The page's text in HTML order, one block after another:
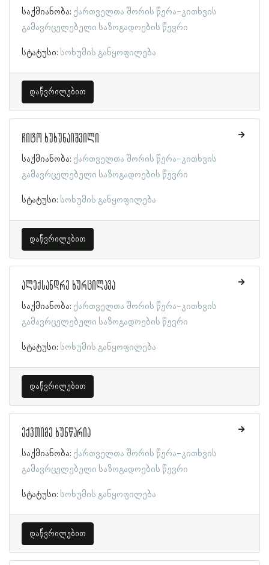
საქმიანობა: ქართველთა შორის წერა-კითხვის
გამავრცელებელი საზოგადოების წევრი
სტატუსი: სოხუმის განყოფილება
დაწვრილებით
ჩიტო ხუხუნაიშვილი
საქმიანობა: ქართველთა შორის წერა-კითხვის
გამავრცელებელი საზოგადოების წევრი
სტატუსი: სოხუმის განყოფილება
დაწვრილებით
ალექსანდრე ხურცილავა
საქმიანობა: ქართველთა შორის წერა-კითხვის
გამავრცელებელი საზოგადოების წევრი
სტატუსი: სოხუმის განყოფილება
დაწვრილებით
ექვთიმე ხუნწარია
საქმიანობა: ქართველთა შორის წერა-კითხვის
გამავრცელებელი საზოგადოების წევრი
სტატუსი: სოხუმის განყოფილება
დაწვრილებით